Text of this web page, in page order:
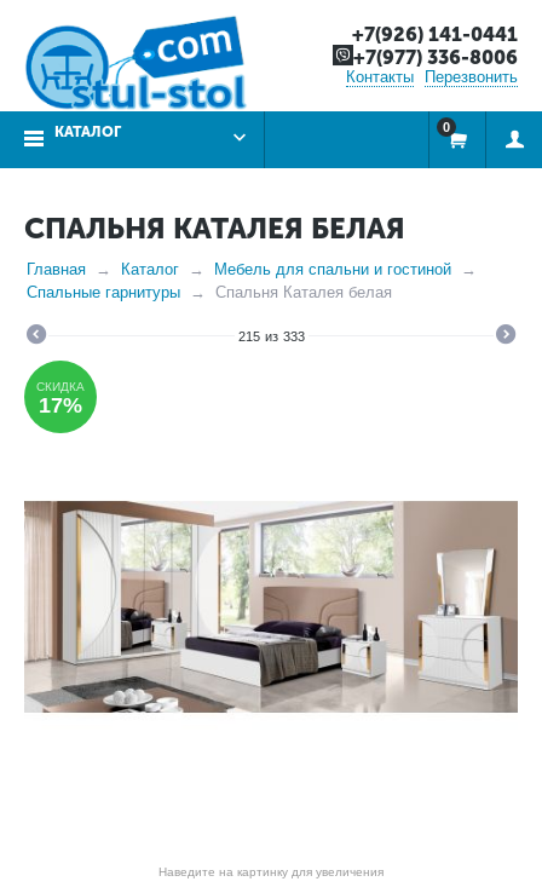
+7(926) 141-0441
+7(977) 336-8006
Контакты Перезвонить
КАТАЛОГ 0
СПАЛЬНЯ КАТАЛЕЯ БЕЛАЯ
Главная Каталог
Мебель для спальни и гостиной
Спальные гарнитуры
Спальня Каталея белая
215 из 333
СКИДКА
17%
Наведите на картинку для увеличения